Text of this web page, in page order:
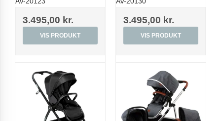
3.495,00 kr.
VIS PRODUKT
3.495,00 kr.
VIS PRODUKT